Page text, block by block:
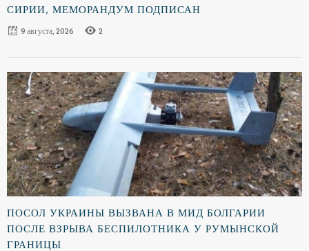
СИРИИ, МЕМОРАНДУМ ПОДПИСАН
9 августа, 2026
2
ПОСОЛ УКРАИНЫ ВЫЗВАНА В МИД БОЛГАРИИ
ПОСЛЕ ВЗРЫВА БЕСПИЛОТНИКА У РУМЫНСКОЙ
ГРАНИЦЫ